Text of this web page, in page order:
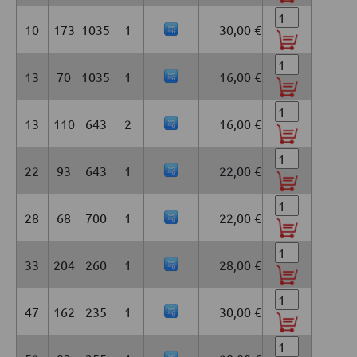
10 173 1035 1 30,00 €
13 70 1035 1 16,00 €
13 110 643 2 16,00 €
22 93 643 1 22,00 €
28 68 700 1 22,00 €
33 204 260 1 28,00 €
47 162 235 1 30,00 €